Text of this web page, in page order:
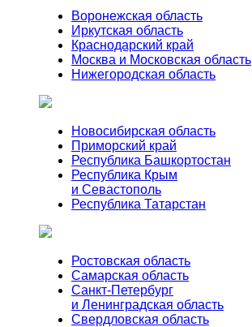
Воронежская область
Иркутская область
Краснодарский край
Москва и Московская область
Нижегородская область
Новосибирская область
Приморский край
Республика Башкортостан
Республика Крым
и Севастополь
Республика Татарстан
Ростовская область
Самарская область
Санкт-Петербург
и Ленинградская область
Свердловская область